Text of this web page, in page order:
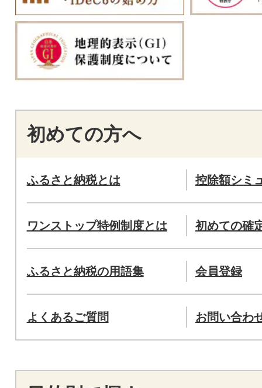
初めての方へ
ふるさと納税とは 控除額シミ
ワンストップ特例制度とは 初めての確
ふるさと納税の用語集 会員登録
よくあるご質問 お問い合わ